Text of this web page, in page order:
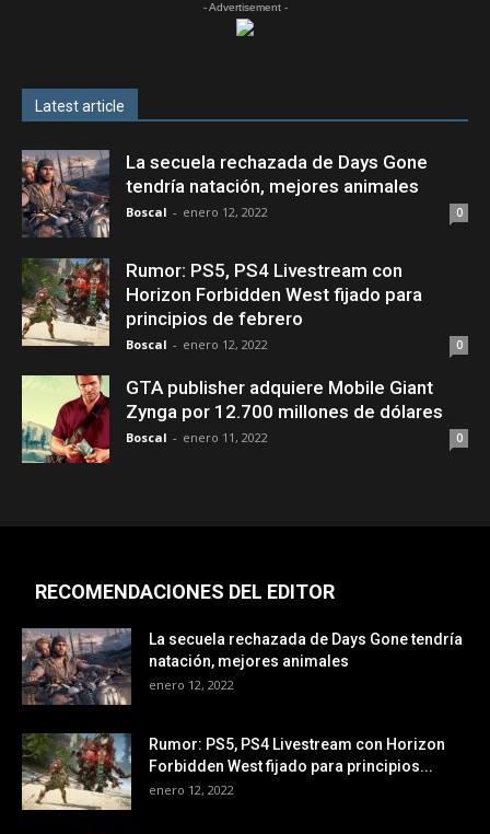
- Advertisement -
Latest article
La secuela rechazada de Days Gone
tendría natación, mejores animales
Boscal - enero 12, 2022 0
Rumor: PS5, PS4 Livestream con
Horizon Forbidden West fijado para
principios de febrero
Boscal - enero 12, 2022 0
GTA publisher adquiere Mobile Giant
Zynga por 12.700 millones de dólares
Boscal - enero 11, 2022 0
RECOMENDACIONES DEL EDITOR
La secuela rechazada de Days Gone tendría
natación, mejores animales
enero 12, 2022
Rumor: PS5, PS4 Livestream con Horizon
Forbidden West fijado para principios...
enero 12, 2022